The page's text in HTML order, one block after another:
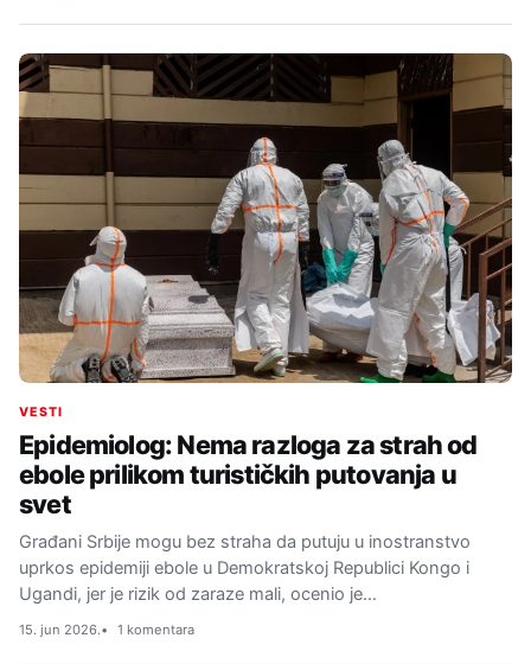
VESTI
Epidemiolog: Nema razloga za strah od
ebole prilikom turističkih putovanja u
svet
Građani Srbije mogu bez straha da putuju u inostranstvo
uprkos epidemiji ebole u Demokratskoj Republici Kongo i
Ugandi, jer je rizik od zaraze mali, ocenio je…
15. jun 2026. 1 komentara